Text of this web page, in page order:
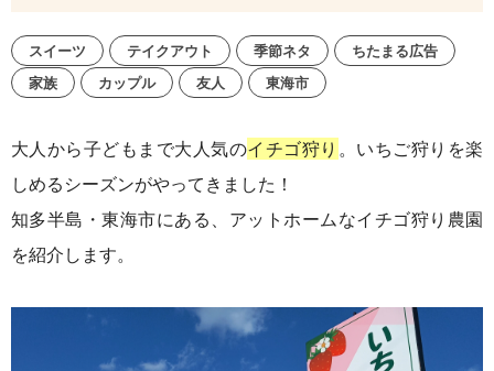
スイーツ テイクアウト 季節ネタ
ちたまる広告
家族
カップル 友人 東海市
大人から子どもまで大人気のイチゴ狩り 。いちご狩りを楽
しめるシーズンがやってきました！
知多半島・東海市にある、アットホームなイチゴ狩り農園
を紹介します。